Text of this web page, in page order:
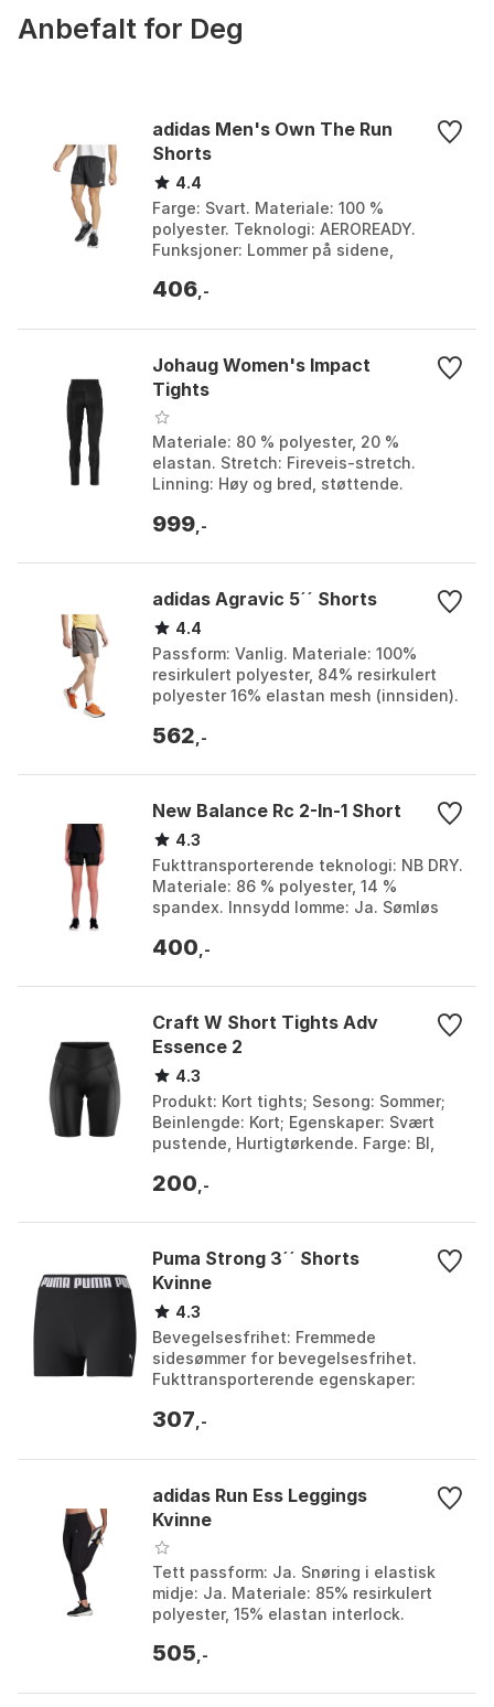
Anbefalt for Deg
adidas Men's Own The Run
Shorts
4.4
Farge: Svart. Materiale: 100 %
polyester. Teknologi: AEROREADY.
Funksjoner: Lommer på sidene,
Dark blue, Grey six. Størrels...
406 ,-
Johaug Women's Impact
Tights
Materiale: 80 % polyester, 20 %
elastan. Stretch: Fireveis-stretch.
Linning: Høy og bred, støttende.
glidelås. Farge: Berry p...
999 ,-
adidas Agravic 5´´ Shorts
4.4
Passform: Vanlig. Materiale: 100%
resirkulert polyester, 84% resirkulert
polyester 16% elastan mesh (innsiden).
AEROREADY. Lommer...
562 ,-
New Balance Rc 2-In-1 Short
4.3
Fukttransporterende teknologi: NB DRY.
Materiale: 86 % polyester, 14 %
spandex. Innsydd lomme: Ja. Sømløs
Størrelse: L, M, S, ...
400 ,-
Craft W Short Tights Adv
Essence 2
4.3
Produkt: Kort tights; Sesong: Sommer;
Beinlengde: Kort; Egenskaper: Svært
pustende, Hurtigtørkende. Farge: Bl,
XXL.
200 ,-
Puma Strong 3´´ Shorts
Kvinne
4.3
Bevegelsesfrihet: Fremmede
sidesømmer for bevegelsesfrihet.
Fukttransporterende egenskaper:
fukttransporterende egenskaper som
307 ,-
adidas Run Ess Leggings
Kvinne
Tett passform: Ja. Snøring i elastisk
midje: Ja. Materiale: 85% resirkulert
polyester, 15% elastan interlock.
Størrelse: M, X...
505 ,-